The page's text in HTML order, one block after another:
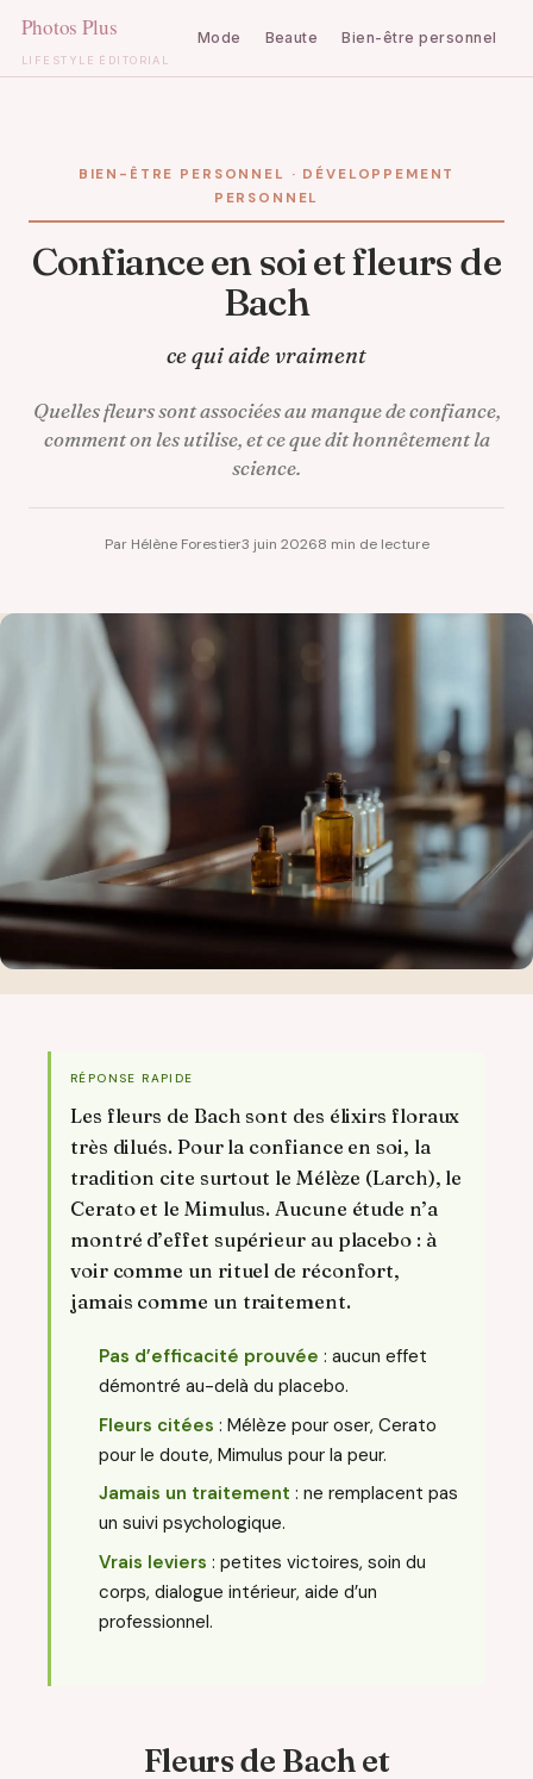
LIFESTYLE ÉDITORIAL
Mode Beaute Bien-être personnel
BIEN-ÊTRE PERSONNEL · DÉVELOPPEMENT
PERSONNEL
Confiance en soi et fleurs de
Bach
ce qui aide vraiment
Quelles fleurs sont associées au manque de confiance,
comment on les utilise, et ce que dit honnêtement la
science.
Par Hélène Forestier3 juin 20268 min de lecture
RÉPONSE RAPIDE
Les fleurs de Bach sont des élixirs floraux
très dilués. Pour la confiance en soi, la
tradition cite surtout le Mélèze (Larch), le
Cerato et le Mimulus. Aucune étude n’a
montré d’effet supérieur au placebo : à
voir comme un rituel de réconfort,
jamais comme un traitement.
Pas d’efficacité prouvée : aucun effet
démontré au-delà du placebo.
Fleurs citées : Mélèze pour oser, Cerato
pour le doute, Mimulus pour la peur.
Jamais un traitement : ne remplacent pas
un suivi psychologique.
Vrais leviers : petites victoires, soin du
corps, dialogue intérieur, aide d’un
professionnel.
Fleurs de Bach et